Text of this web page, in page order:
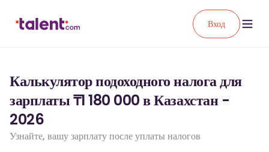
Вход
Калькулятор подоходного налога для
зарплаты ₸1 180 000 в Казахстан -
2026
Узнайте, вашу зарплату после уплаты налогов